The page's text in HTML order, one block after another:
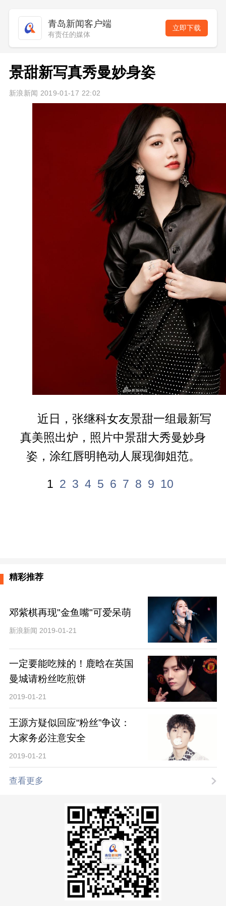
青岛新闻客户端
有责任的媒体
立即下载
景甜新写真秀曼妙身姿
新浪新闻 2019-01-17 22:02
近日，张继科女友景甜一组最新写
真美照出炉，照片中景甜大秀曼妙身
姿，涂红唇明艳动人展现御姐范。
1 2 3 4 5 6 7 8 9 10
精彩推荐
邓紫棋再现"金鱼嘴"可爱呆萌
新浪新闻 2019-01-21
一定要能吃辣的！鹿晗在英国
曼城请粉丝吃煎饼
2019-01-21
王源方疑似回应“粉丝”争议：
大家务必注意安全
2019-01-21
查看更多